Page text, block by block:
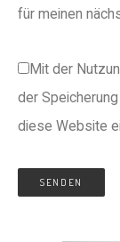
für meinen
Mit der
der
diese Website